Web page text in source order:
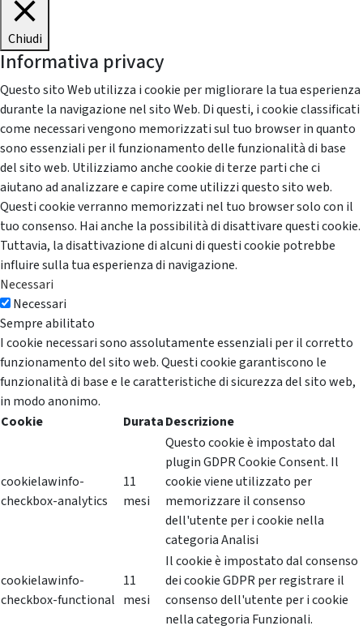
Chiudi
Informativa privacy
Questo sito Web utilizza i cookie per migliorare la tua esperienza
durante la navigazione nel sito Web. Di questi, i cookie classificati
come necessari vengono memorizzati sul tuo browser in quanto
sono essenziali per il funzionamento delle funzionalità di base
del sito web. Utilizziamo anche cookie di terze parti che ci
aiutano ad analizzare e capire come utilizzi questo sito web.
Questi cookie verranno memorizzati nel tuo browser solo con il
tuo consenso. Hai anche la possibilità di disattivare questi cookie.
Tuttavia, la disattivazione di alcuni di questi cookie potrebbe
influire sulla tua esperienza di navigazione.
Necessari
Necessari
Sempre abilitato
I cookie necessari sono assolutamente essenziali per il corretto
funzionamento del sito web. Questi cookie garantiscono le
funzionalità di base e le caratteristiche di sicurezza del sito web,
in modo anonimo.
Cookie
DurataDescrizione
cookielawinfo-
checkbox-analytics
11
mesi
Questo cookie è impostato dal
plugin GDPR Cookie Consent. Il
cookie viene utilizzato per
memorizzare il consenso
dell'utente per i cookie nella
categoria Analisi
cookielawinfo-
checkbox-functional
11
mesi
Il cookie è impostato dal consenso
dei cookie GDPR per registrare il
consenso dell'utente per i cookie
nella categoria Funzionali.